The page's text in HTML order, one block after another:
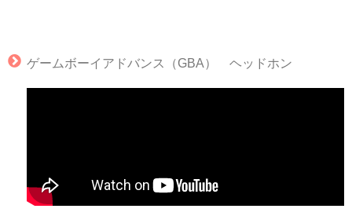
ゲームボーイアドバンス（GBA） ヘッドホン